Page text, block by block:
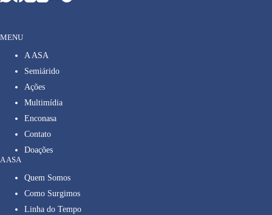
MENU
A ASA
Semiárido
Ações
Multimídia
Enconasa
Contato
Doações
A ASA
Quem Somos
Como Surgimos
Linha do Tempo